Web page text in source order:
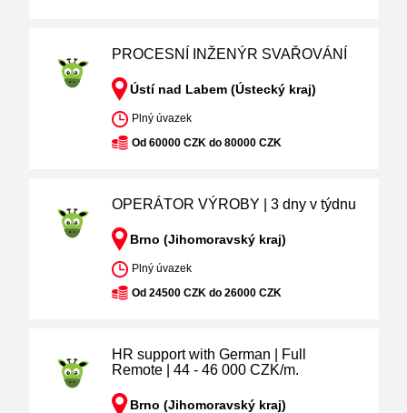
PROCESNÍ INŽENÝR SVAŘOVÁNÍ
Ústí nad Labem (Ústecký kraj)
Plný úvazek
Od 60000 CZK do 80000 CZK
OPERÁTOR VÝROBY | 3 dny v týdnu
Brno (Jihomoravský kraj)
Plný úvazek
Od 24500 CZK do 26000 CZK
HR support with German | Full
Remote | 44 - 46 000 CZK/m.
Brno (Jihomoravský kraj)